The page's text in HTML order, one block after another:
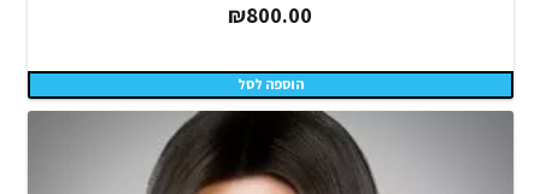
₪800.00
הוספה לסל